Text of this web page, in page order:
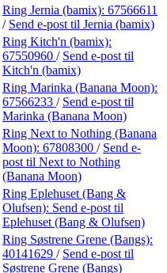
Ring Jernia (bamix): 67566611
/ Send e-post til Jernia (bamix)
Ring Kitch'n (bamix):
67550960 / Send e-post til
Kitch'n (bamix)
Ring Marinka (Banana Moon):
67566233 / Send e-post til
Marinka (Banana Moon)
Ring Next to Nothing (Banana
Moon): 67808300 / Send e-
post til Next to Nothing
(Banana Moon)
Ring Eplehuset (Bang &
Olufsen): Send e-post til
Eplehuset (Bang & Olufsen)
Ring Søstrene Grene (Bangs):
40141629 / Send e-post til
Søstrene Grene (Bangs)